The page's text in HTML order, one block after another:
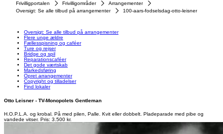
Ture og rejser
Bridge og spil
Reparationscaféer
Opret arrangementer
Copyright og tilladelser
Find lokaler
Frivilligportalen Frivilligområder
Arrangementer
Oversigt: Se alle tilbud på arrangementer
100-aars-fodselsdag-otto-leisner
Oversigt: Se alle tilbud på arrangementer
Flere unge ældre
Fællesspisning og caféer
Ture og rejser
Bridge og spil
Reparationscaféer
Det gode værtskab
Markedsføring
Opret arrangementer
Copyright og tilladelser
Find lokaler
Otto Leisner - TV-Monopolets Gentleman
H.O.P.L.A. og krobal. På med pilen, Palle. Kvit eller dobbelt. Pladeparade med pibe og
vandede vitser. Pris: 3.500 kr.